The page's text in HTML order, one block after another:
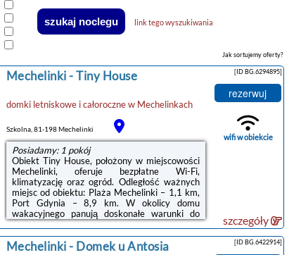
link tego wyszukiwania
Jak sortujemy oferty?
Mechelinki-Tiny House
domki letniskowe i całorocznew Mechelinkach
Szkolna, 81-198 Mechelinki
Posiadamy: 1 pokój
Obiekt Tiny House, położony w miejscowości
Mechelinki, oferuje bezpłatne Wi-Fi,
klimatyzację oraz ogród. Odległość ważnych
miejsc od obiektu: Plaża Mechelinki – 1,1 km,
Port Gdynia – 8,9 km. W okolicy domu
wakacyjnego panują doskonałe warunki do
uprawiania trekkingu i jazdy na rowerze,
dostępny jest także bezpłatny prywatny
parking.W domu wakacyjnym zapewniono
[ID BG.6294895]
rezerwuj
wifi w obiekcie
szczegóły
Mechelinki- Domek u Antosia [ID BG.6422914]